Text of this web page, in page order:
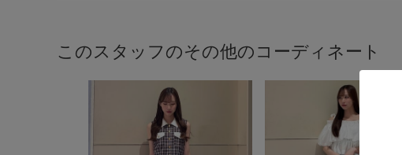
このスタッフのその他のコーディネート